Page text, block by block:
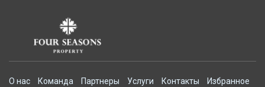
О нас Команда Партнеры Услуги Контакты
Избранное